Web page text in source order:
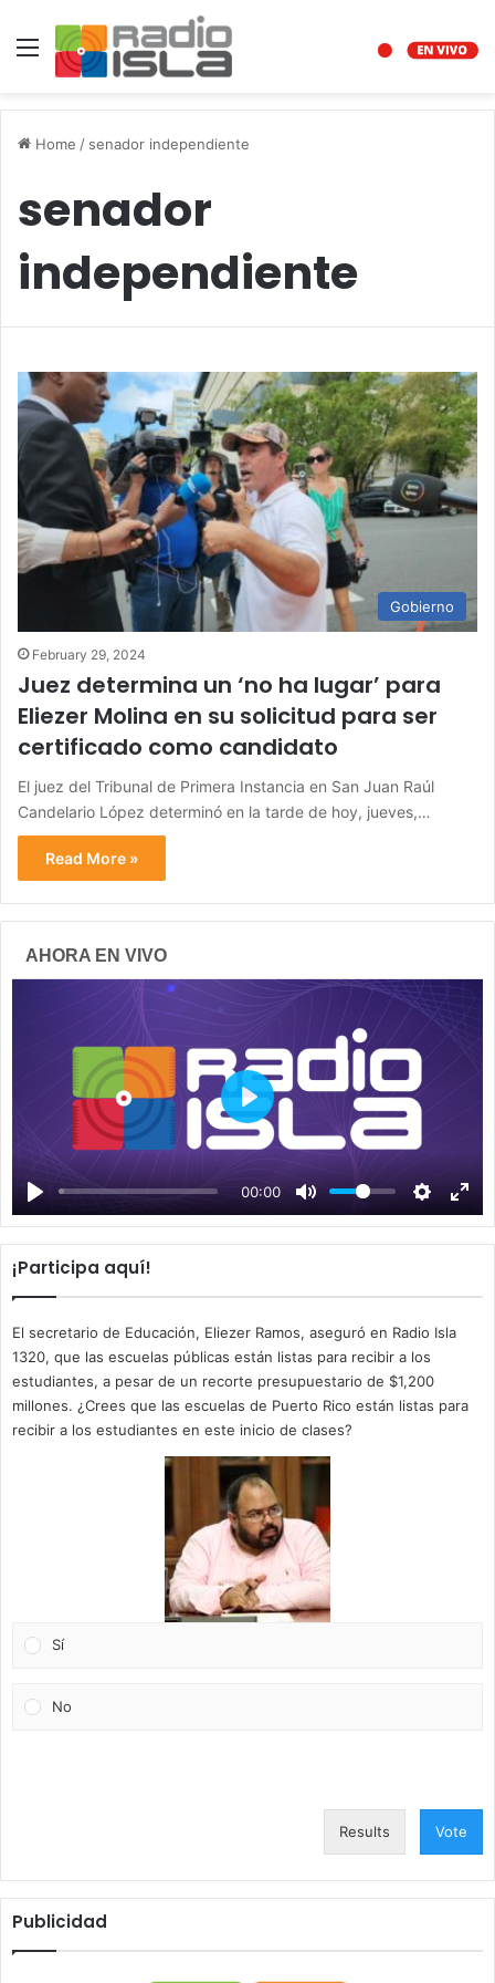
Menu
Home / senador independiente
senador
independiente
Gobierno
February 29, 2024
Juez determina un ‘no ha lugar’ para
Eliezer Molina en su solicitud para ser
certificado como candidato
El juez del Tribunal de Primera Instancia en San Juan Raúl
Candelario López determinó en la tarde de hoy, jueves,…
Read More »
AHORA EN VIVO
00:00
P
a
y
¡Participa aquí!
El secretario de Educación, Eliezer Ramos, aseguró en Radio Isla
1320, que las escuelas públicas están listas para recibir a los
estudiantes, a pesar de un recorte presupuestario de $1,200
millones. ¿Crees que las escuelas de Puerto Rico están listas para
recibir a los estudiantes en este inicio de clases?
Sí
No
Results Vote
Publicidad